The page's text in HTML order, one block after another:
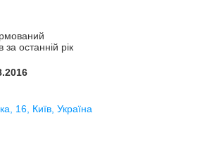
за останній рік
16, Київ, Україна